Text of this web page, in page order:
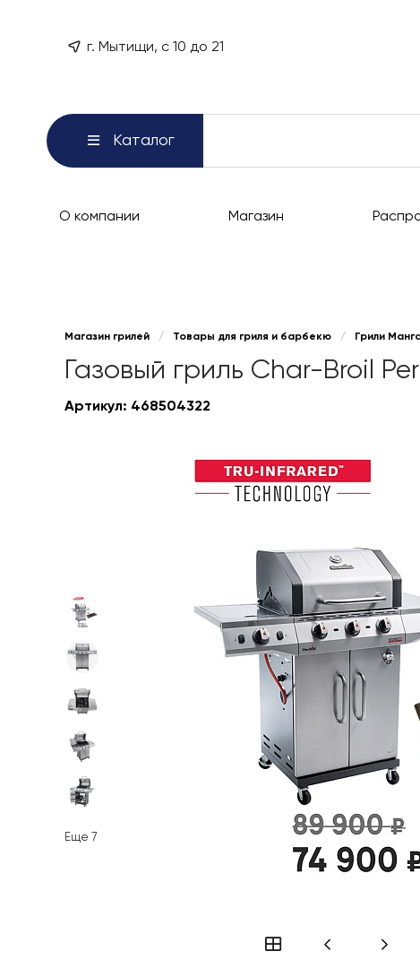
г. Мытищи, с 10 до 21
Каталог
О компании Магазин
Магазин грилей / Товары для гриля и барбекю / Грили
Газовый гриль Char-Broil
Артикул: 468504322
Еще 7